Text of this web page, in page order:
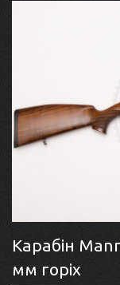
Карабін
мм горіх